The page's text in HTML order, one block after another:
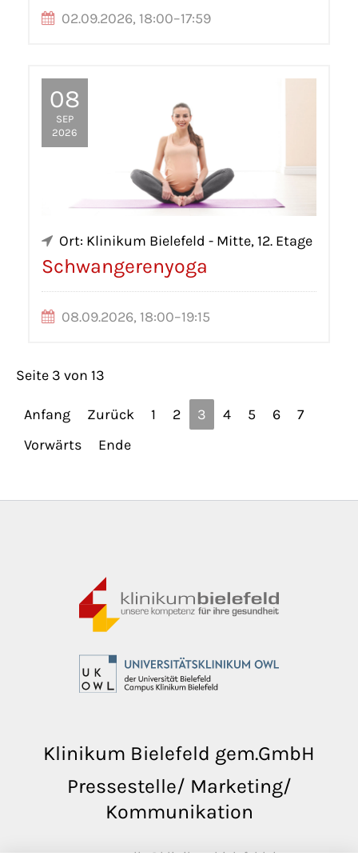
02.09.2026, 18:00–17:59
08
SEP
2026
Ort: Klinikum Bielefeld - Mitte, 12. Etage
Schwangerenyoga
08.09.2026, 18:00–19:15
Seite 3 von 13
Anfang Zurück 1 2 3 4 5 6
7
Vorwärts
Ende
Klinikum Bielefeld gem.GmbH
Pressestelle/ Marketing/
Kommunikation
pressestelle@klinikumbielefeld.de